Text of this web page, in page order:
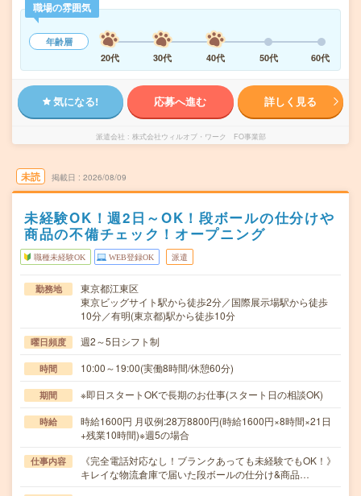
職場の雰囲気
年齢層
20代
30代 40代 50代 60代
気になる! 応募へ進む 詳しく見る
派遣会社 株式会社ウィルオブ・ワーク FO事業部
未読 掲載日 2026/08/09
未経験OK！週2日～OK！段ボールの仕分けや
商品の不備チェック！オープニング
職種未経験OK WEB登録OK 派遣
勤務地
東京都江東区
東京ビッグサイト駅から徒歩2分／国際展示場駅から徒歩
10分／有明(東京都)駅から徒歩10分
曜日頻度 週2～5日シフト制
時間 10:00～19:00(実働8時間/休憩60分)
期間 ※即日スタートOKで長期のお仕事(スタート日の相談OK)
時給
時給1600円 月収例:28万8800円(時給1600円×8時間×21日
+残業10時間)※週5の場合
仕事内容
《完全電話対応なし！ブランクあっても未経験でもOK！》
キレイな物流倉庫で届いた段ボールの仕分け&商品…